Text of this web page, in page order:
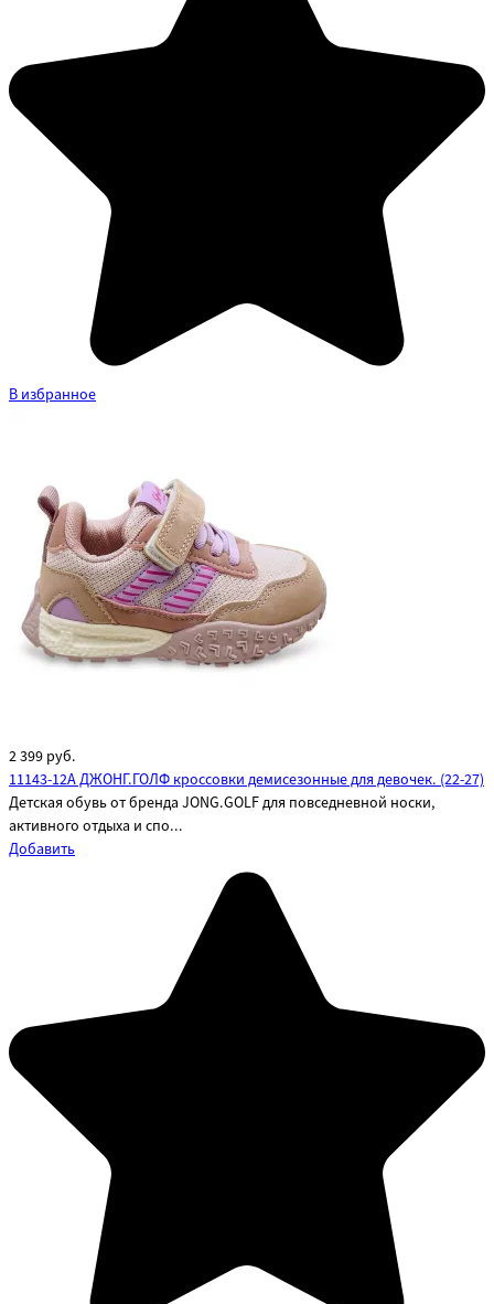
В избранное
2 399 руб.
11143-12A ДЖОНГ.ГОЛФ кроссовки демисезонные для девочек. (22-27)
Детская обувь от бренда JONG.GOLF для повседневной носки,
активного отдыха и спо...
Добавить